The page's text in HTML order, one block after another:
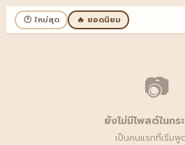
🕐 ใหม่สุด 🔥 ยอดนิยม
📷
ยังไม่มีโพสต์ในกร
เป็นคนแรกที่เริ่มพู